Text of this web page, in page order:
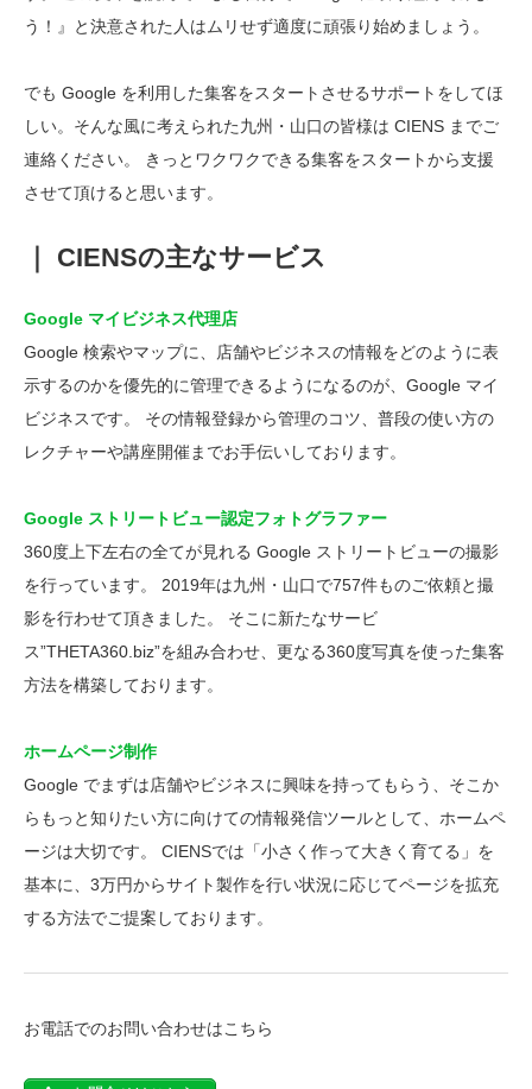
う！』と決意された人はムリせず適度に頑張り始めましょう。
でも Google を利用した集客をスタートさせるサポートをしてほ
しい。そんな風に考えられた九州・山口の皆様は CIENS までご
連絡ください。 きっとワクワクできる集客をスタートから支援
させて頂けると思います。
｜ CIENSの主なサービス
Google マイビジネス代理店
Google 検索やマップに、店舗やビジネスの情報をどのように表
示するのかを優先的に管理できるようになるのが、Google マイ
ビジネスです。 その情報登録から管理のコツ、普段の使い方の
レクチャーや講座開催までお手伝いしております。
Google ストリートビュー認定フォトグラファー
360度上下左右の全てが見れる Google ストリートビューの撮影
を行っています。 2019年は九州・山口で757件ものご依頼と撮
影を行わせて頂きました。 そこに新たなサービ
ス”THETA360.biz”を組み合わせ、更なる360度写真を使った集客
方法を構築しております。
ホームページ制作
Google でまずは店舗やビジネスに興味を持ってもらう、そこか
らもっと知りたい方に向けての情報発信ツールとして、ホームペ
ージは大切です。 CIENSでは「小さく作って大きく育てる」を
基本に、3万円からサイト製作を行い状況に応じてページを拡充
する方法でご提案しております。
お電話でのお問い合わせはこちら